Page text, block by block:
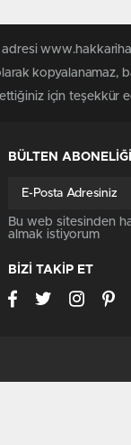
adresi
kopyalanamaz,
için teşekkür
BÜLTEN ABONELİĞİ
Bu web sitesinden
almak istiyorum
BİZİ TAKİP ET